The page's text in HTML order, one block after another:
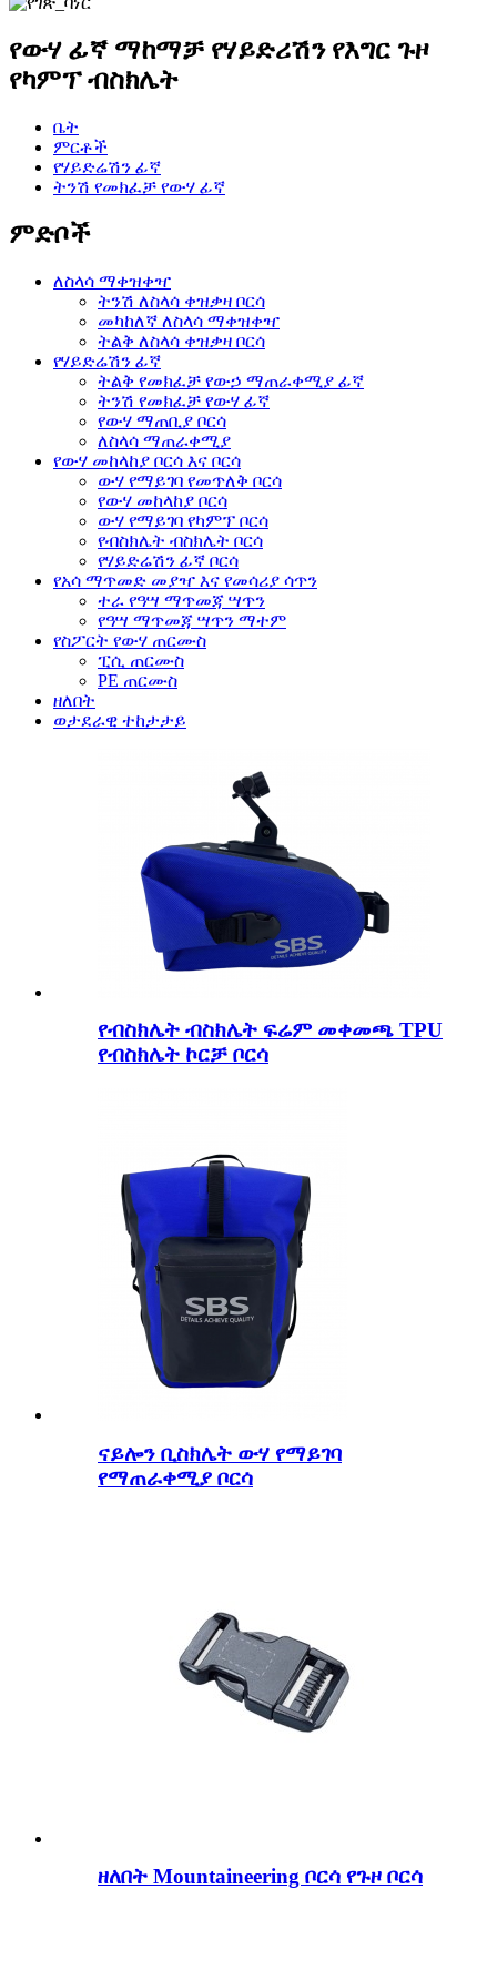
የውሃ ፊኛ ማከማቻ የሃይድሪሽን የእግር ጉዞ
የካምፕ ብስክሌት
ቤት
ምርቶች
የሃይድሬሽን ፊኛ
ትንሽ የመክፈቻ የውሃ ፊኛ
ምድቦች
ለስላሳ ማቀዝቀዣ
ትንሽ ለስላሳ ቀዝቃዛ ቦርሳ
መካከለኛ ለስላሳ ማቀዝቀዣ
ትልቅ ለስላሳ ቀዝቃዛ ቦርሳ
የሃይድሬሽን ፊኛ
ትልቅ የመክፈቻ የውኃ ማጠራቀሚያ ፊኛ
ትንሽ የመክፈቻ የውሃ ፊኛ
የውሃ ማጠቢያ ቦርሳ
ለስላሳ ማጠራቀሚያ
የውሃ መከላከያ ቦርሳ እና ቦርሳ
ውሃ የማይገባ የመጥለቅ ቦርሳ
የውሃ መከላከያ ቦርሳ
ውሃ የማይገባ የካምፕ ቦርሳ
የብስክሌት ብስክሌት ቦርሳ
የሃይድሬሽን ፊኛ ቦርሳ
የአሳ ማጥመድ መያዣ እና የመሳሪያ ሳጥን
ተራ የዓሣ ማጥመጃ ሣጥን
የዓሣ ማጥመጃ ሣጥን ማተም
የስፖርት የውሃ ጠርሙስ
ፒሲ ጠርሙስ
PE ጠርሙስ
ዘለበት
ወታደራዊ ተከታታይ
የብስክሌት ብስክሌት ፍሬም መቀመጫ TPU
የብስክሌት ኮርቻ ቦርሳ
ናይሎን ቢስክሌት ውሃ የማይገባ
የማጠራቀሚያ ቦርሳ
ዘለበት Mountaineering ቦርሳ የጉዞ ቦርሳ